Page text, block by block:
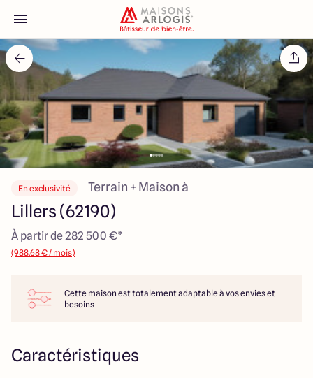
Accueil
Nos maisons
Nos annonces
Votre projet
Qui sommes-nous
Maisons ARLOGIS Nord
En exclusivité Terrain + Maison à
Lillers (62190)
À partir de 282 500 €*
(988.68 € / mois)
Cette maison est totalement adaptable à vos envies et
besoins
Caractéristiques